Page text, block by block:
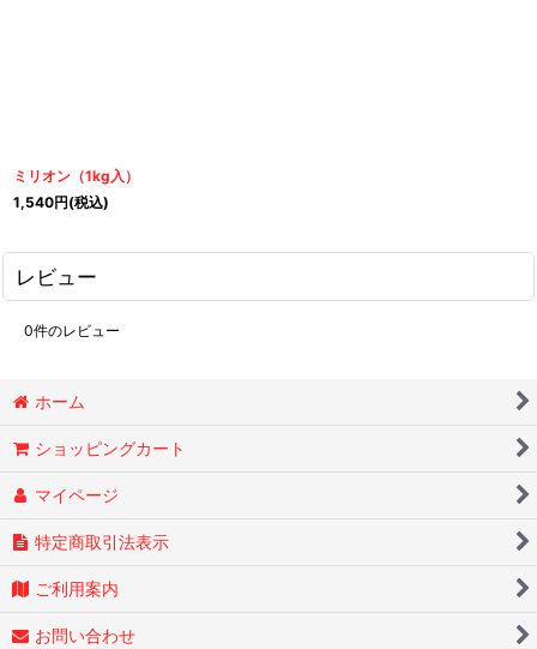
ミリオン（1kg入）
1,540円(税込)
レビュー
0件のレビュー
ホーム
ショッピングカート
マイページ
特定商取引法表示
ご利用案内
お問い合わせ